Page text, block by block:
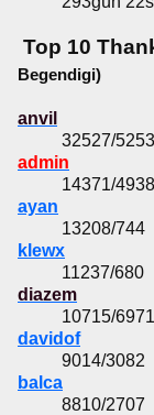
Top 10
Begendigi)
anvil
32527/5253
admin
14371/4938
ayan
13208/744
klewx
11237/680
diazem
10715/6971
davidof
9014/3082
balca
8810/2707